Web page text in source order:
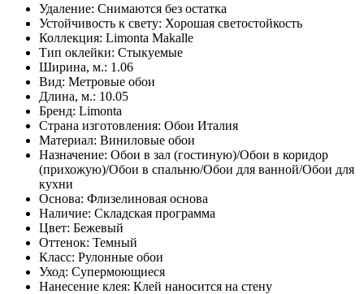
Удаление: Снимаются без остатка
Устойчивость к свету: Хорошая светостойкость
Коллекция: Limonta Makalle
Тип оклейки: Стыкуемые
Ширина, м.: 1.06
Вид: Метровые обои
Длина, м.: 10.05
Бренд: Limonta
Страна изготовления: Обои Италия
Материал: Виниловые обои
Назначение: Обои в зал (гостиную)/Обои в коридор
(прихожую)/Обои в спальню/Обои для ванной/Обои для
кухни
Основа: Флизелиновая основа
Наличие: Складская программа
Цвет: Бежевый
Оттенок: Темный
Класс: Рулонные обои
Уход: Супермоющиеся
Нанесение клея: Клей наносится на стену